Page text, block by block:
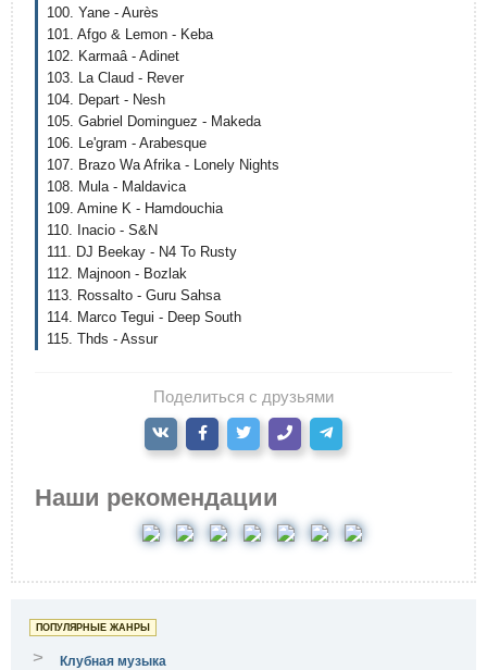
100. Yane - Aurès
101. Afgo & Lemon - Keba
102. Karmaâ - Adinet
103. La Claud - Rever
104. Depart - Nesh
105. Gabriel Dominguez - Makeda
106. Le'gram - Arabesque
107. Brazo Wa Afrika - Lonely Nights
108. Mula - Maldavica
109. Amine K - Hamdouchia
110. Inacio - S&N
111. DJ Beekay - N4 To Rusty
112. Majnoon - Bozlak
113. Rossalto - Guru Sahsa
114. Marco Tegui - Deep South
115. Thds - Assur
Поделиться с друзьями
Наши рекомендации
ПОПУЛЯРНЫЕ ЖАНРЫ
> Клубная музыка